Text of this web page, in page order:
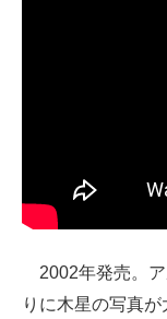
2002年発売。ア
りに木星の写真